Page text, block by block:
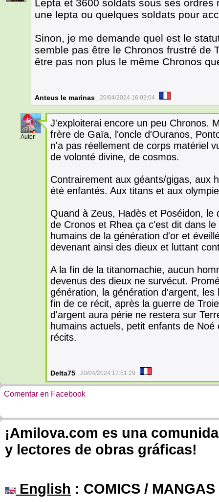
Lepta et 3600 soldats sous ses
une lepta ou quelques soldats pour
Sinon, je me demande quel est le
semble pas être le Chronos frustré de
être pas non plus le même Chronos
Anteus le marinas 20/04/2024 16:03:04
47
Autor
J'exploiterai encore un peu Chronos.
frère de Gaïa, l'oncle d'Ouranos,
n'a pas réellement de corps matériel
de volonté divine, de cosmos.
Contrairement aux géants/gigas, aux
été enfantés. Aux titans et aux
Quand à Zeus, Hadès et Poséidon,
de Cronos et Rhea ça c'est dit dans
humains de la génération d'or et
devenant ainsi des dieux et luttant
A la fin de la titanomachie, aucun
devenus des dieux ne survécut.
génération, la génération d'argent,
fin de ce récit, après la guerre de
d'argent aura périe ne restera sur
humains actuels, petit enfants de
récits.
Delta75 20/04/2024 17:51:29
Comentar en Facebook
¡Amilova.com es una
y lectores de obras gráficas!
English : COMICS /